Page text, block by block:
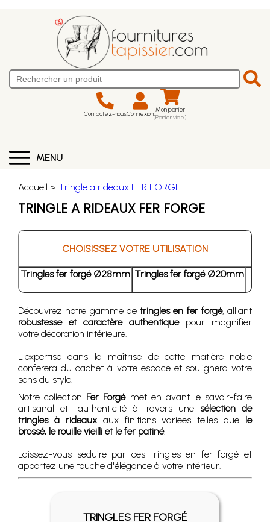
Contactez-nousConnexion Mon panier
(Panier vide)
MENU
Accueil > Tringle a rideaux FER FORGE
TRINGLE A RIDEAUX FER FORGE
CHOISISSEZ VOTRE UTILISATION
Tringles fer forgé Ø28mm Tringles fer forgé Ø20mm
Découvrez notre gamme de tringles en fer forgé, alliant
robustesse et caractère authentiquepour magnifier
votre décoration intérieure.
L'expertise dans la maîtrise de cette matière noble
conférera du cachet à votre espace et soulignera votre
sens du style.
Notre collection Fer Forgémet en avant le savoir-faire
artisanal et l'authenticité à travers une sélection de
tringles à rideauxaux finitions variées telles que le
brossé, le rouille vieilli et le fer patiné.
Laissez-vous séduire par ces tringles en fer forgé et
apportez une touche d'élégance à votre intérieur.
TRINGLES FER FORGÉ